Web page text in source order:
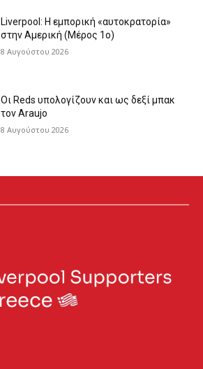
Liverpool: Η εμπορική «αυτοκρατορία»
στην Αμερική (Μέρος 1ο)
8 Αυγούστου 2026
Οι Reds υπολογίζουν και ως δεξί μπακ
τον Araujo
8 Αυγούστου 2026